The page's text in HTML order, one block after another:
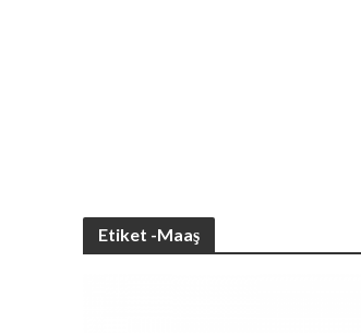
Etiket -Maaş